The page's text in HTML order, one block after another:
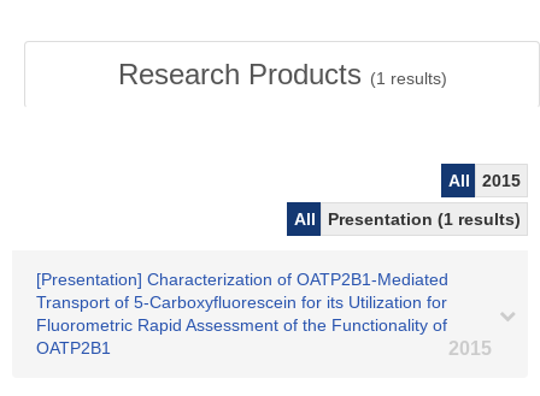
Research Products (1 results)
All
2015
All
Presentation (1 results)
[Presentation] Characterization of OATP2B1-Mediated
Transport of 5-Carboxyfluorescein for its Utilization for
Fluorometric Rapid Assessment of the Functionality of
OATP2B1
2015